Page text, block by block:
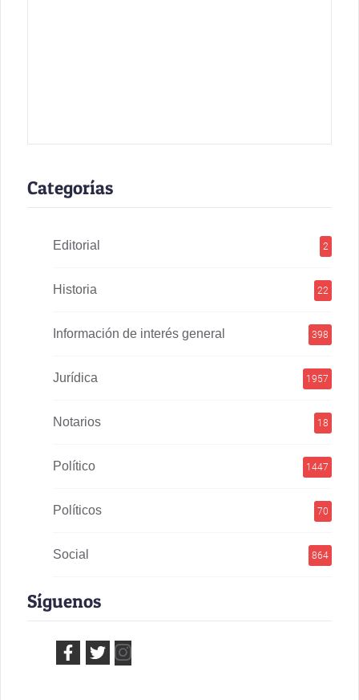
Categorías
Editorial 2
Historia 22
Información de interés general 398
Jurídica 1957
Notarios 18
Político 1447
Políticos 70
Social 864
Síguenos